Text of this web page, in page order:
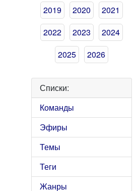
2019
2020
2021
2022
2023
2024
2025
2026
Списки:
Команды
Эфиры
Темы
Теги
Жанры